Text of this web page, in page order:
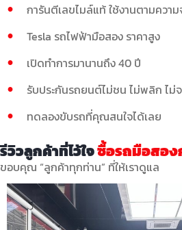
การันตีเลขไมล์แท้ ใช้งานตามความ
Tesla รถไฟฟ้ามือสอง ราคาสูง
เปิดทำการมานานถึง 40 ปี
รับประกันรถยนต์ไม่ชน ไม่พลิก ไม่
ทดลองขับรถที่คุณสนใจได้เลย
รีวิวลูกค้าที่ไว้ใจซื้อรถมือสอ
ขอบคุณ “ลูกค้าทุกท่าน” ที่ให้เราดูแล